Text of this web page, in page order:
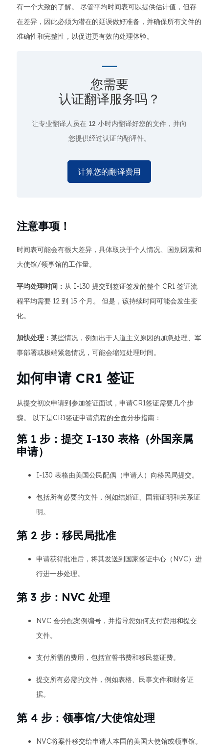
有一个大致的了解。 尽管平均时间表可以提供估计值，但存
在差异，因此必须为潜在的延误做好准备，并确保所有文件的
准确性和完整性，以促进更有效的处理体验。
您需要
认证翻译服务吗？
让专业翻译人员在 12 小时内翻译好您的文件，并向
您提供经过认证的翻译件。
计算您的翻译费用
注意事项！
时间表可能会有很大差异，具体取决于个人情况、国别因素和
大使馆/领事馆的工作量。
平均处理时间： 从 I-130 提交到签证签发的整个 CR1 签证流
程平均需要 12 到 15 个月。 但是，该持续时间可能会发生变
化。
加快处理： 某些情况，例如出于人道主义原因的加急处理、军
事部署或极端紧急情况，可能会缩短处理时间。
如何申请 CR1 签证
从提交初次申请到参加签证面试，申请CR1签证需要几个步
骤。 以下是CR1签证申请流程的全面分步指南：
第 1 步：提交 I-130 表格（外国亲属
申请）
I-130 表格由美国公民配偶（申请人）向移民局提交。
包括所有必要的文件，例如结婚证、国籍证明和关系证
明。
第 2 步：移民局批准
申请获得批准后，将其发送到国家签证中心（NVC）进
行进一步处理。
第 3 步：NVC 处理
NVC 会分配案例编号，并指导您如何支付费用和提交
文件。
支付所需的费用，包括宣誓书费和移民签证费。
提交所有必需的文件，例如表格、民事文件和财务证
据。
第 4 步：领事馆/大使馆处理
NVC将案件移交给申请人本国的美国大使馆或领事馆。